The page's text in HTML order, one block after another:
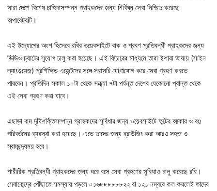
সারা দেশে বিশেষ চাহিদাসম্পন্ন গ্রাহকদের জন্য নির্বিঘ্ন সেবা নিশ্চিত করেছে
অপারেটরটি।
এই উদ্যোগের অংশ হিসেবে রবির ওয়েবসাইটে বাক ও শ্রবণ প্রতিবন্ধী গ্রাহকদের জন্য
ভিডিও চ্যাটের সুযোগ চালু করা হয়েছে। এই ফিচারের মাধ্যমে তারা ইশারা ভাষায় (সাইন
ল্যাংগুয়েজ) প্রশিক্ষিত এজেন্টদের সঙ্গে সরাসরি যোগাযোগ করে সেবা গ্রহণ করতে
পারবেন। প্রতিদিন সকাল ১০টা থেকে সন্ধ্যা ৭টা পর্যন্ত দেশের যেকোনো প্রান্ত থেকে
এই সেবা গ্রহণ করা যাবে।
এছাড়া কম দৃষ্টিশক্তিসম্পন্ন গ্রাহকদের সুবিধার জন্য ওয়েবসাইটে ফন্টের আকার ও রঙ
পরিবর্তনের ব্যবস্থা করা হয়েছে। এতে তাদের জন্য ব্রাউজিং করা আরও সহজ ও
স্বাচ্ছন্দ্যময় হবে।
শারীরিক প্রতিবন্ধী গ্রাহকদের জন্য ঘরে বসে সেবা গ্রহণের সুবিধাও চালু করেছে রবি।
সেবাকেন্দ্রে পৌঁছাতে সমস্যায় পড়লে ০১৬৮৮৮৮৮৮২২ বা ১২১ নম্বরে কল করলেই তাদের